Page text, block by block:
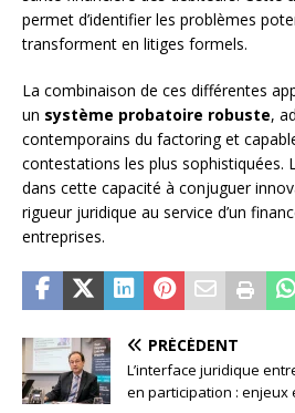
permet d’identifier les problèmes
transforment en litiges formels.
La combinaison de ces différentes
un système probatoire robuste,
contemporains du factoring et
contestations les plus sophistiquées.
dans cette capacité à conjuguer
rigueur juridique au service d’un
entreprises.
PRÉCÉDENT
L’interface juridique
en participation : enjeux